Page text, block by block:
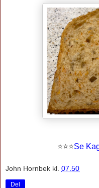
⭐⭐⭐Se
John Hornbek kl. 07.50
Del